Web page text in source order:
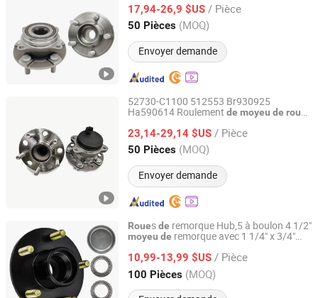
roues arrièredeFord Mustang
17,94-26,9 $US / Pièce
50 Pièces (MOQ)
Envoyer demande
Guangdong, China Depuis 2025
52730-C1100 512553 Br930925
Ha590614 Roulement de moyeu de roue
Hyundaidehaute qualité
23,14-29,14 $US / Pièce
50 Pièces (MOQ)
Envoyer demande
Guangzhou Keya Machinery Co., Ltd.
Guangdong, China Depuis 2025
Rouesde remorque Hub,5 à boulon 4 1/2"
moyeu de remorque avec 1 1/4" x 3/4"
10,99-13,99 $US / Pièce
100 Pièces (MOQ)
Ningbo Harsco Machinery Co., Ltd.
Zhejiang, China Depuis 2019